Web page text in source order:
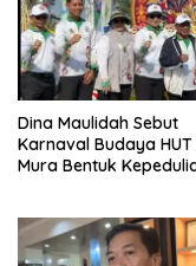
Dina Maulidah Sebut
Karnaval Budaya
Mura Bentuk